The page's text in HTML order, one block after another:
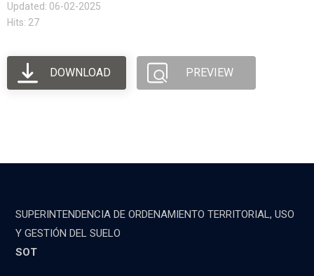
Updated: 06-02-2025
Hits: 27
DOWNLOAD PREVIEW
SUPERINTENDENCIA DE ORDENAMIENTO TERRITORIAL, USO
Y GESTIÓN DEL SUELO
SOT